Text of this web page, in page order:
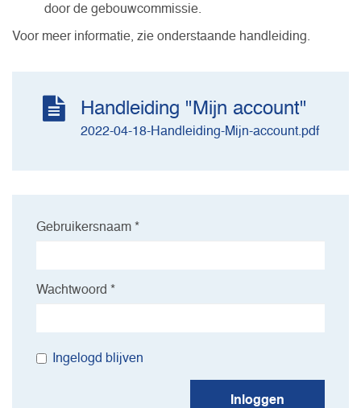
door de gebouwcommissie.
Voor meer informatie, zie onderstaande handleiding.
Handleiding "Mijn account"
2022-04-18-Handleiding-Mijn-account.pdf
Gebruikersnaam *
Wachtwoord *
Ingelogd blijven
Inloggen